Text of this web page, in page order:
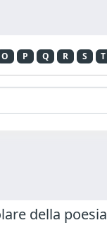
O P Q R S T
della poesia